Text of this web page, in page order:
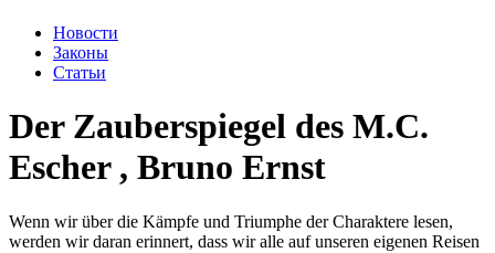
Новости
Законы
Статьи
Der Zauberspiegel des M.C.
Escher , Bruno Ernst
Wenn wir über die Kämpfe und Triumphe der Charaktere lesen,
werden wir daran erinnert, dass wir alle auf unseren eigenen Reisen